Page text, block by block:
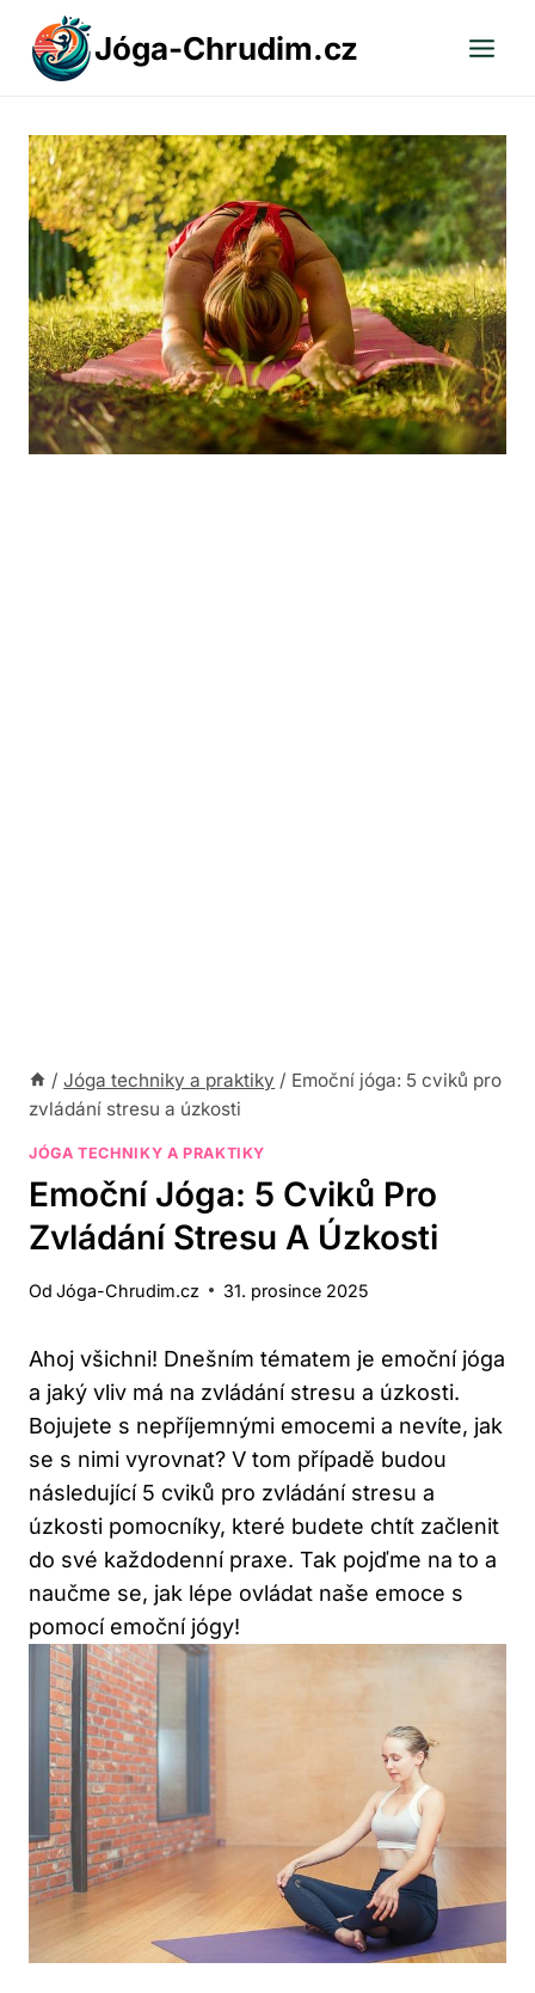
Přeskočit
obsah
Jóga-Chrudim.cz
/ Jóga techniky a praktiky / Emoční jóga: 5 cviků pro
zvládání stresu a úzkosti
JÓGA TECHNIKY A PRAKTIKY
Emoční Jóga: 5 Cviků Pro
Zvládání Stresu A Úzkosti
Od Jóga-Chrudim.cz 31. prosince 2025
Ahoj všichni! Dnešním tématem je emoční jóga
a jaký vliv má na zvládání stresu a úzkosti.
Bojujete s nepříjemnými emocemi a nevíte, jak
se s nimi vyrovnat? V tom případě budou
následující 5 cviků pro zvládání stresu a
úzkosti pomocníky, které budete chtít začlenit
do své každodenní praxe. Tak pojďme na to a
naučme se, jak lépe ovládat naše emoce s
pomocí emoční jógy!